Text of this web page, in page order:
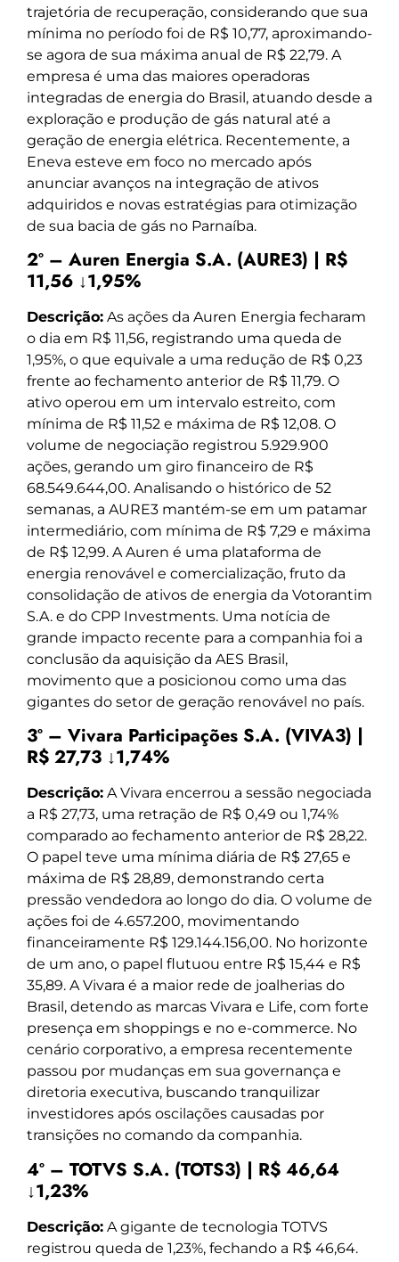
trajetória de recuperação, considerando que sua
mínima no período foi de R$ 10,77, aproximando-
se agora de sua máxima anual de R$ 22,79. A
empresa é uma das maiores operadoras
integradas de energia do Brasil, atuando desde a
exploração e produção de gás natural até a
geração de energia elétrica. Recentemente, a
Eneva esteve em foco no mercado após
anunciar avanços na integração de ativos
adquiridos e novas estratégias para otimização
de sua bacia de gás no Parnaíba.
2º – Auren Energia S.A. (AURE3) | R$
11,56 ↓1,95%
Descrição: As ações da Auren Energia fecharam
o dia em R$ 11,56, registrando uma queda de
1,95%, o que equivale a uma redução de R$ 0,23
frente ao fechamento anterior de R$ 11,79. O
ativo operou em um intervalo estreito, com
mínima de R$ 11,52 e máxima de R$ 12,08. O
volume de negociação registrou 5.929.900
ações, gerando um giro financeiro de R$
68.549.644,00. Analisando o histórico de 52
semanas, a AURE3 mantém-se em um patamar
intermediário, com mínima de R$ 7,29 e máxima
de R$ 12,99. A Auren é uma plataforma de
energia renovável e comercialização, fruto da
consolidação de ativos de energia da Votorantim
S.A. e do CPP Investments. Uma notícia de
grande impacto recente para a companhia foi a
conclusão da aquisição da AES Brasil,
movimento que a posicionou como uma das
gigantes do setor de geração renovável no país.
3º – Vivara Participações S.A. (VIVA3) |
R$ 27,73 ↓1,74%
Descrição: A Vivara encerrou a sessão negociada
a R$ 27,73, uma retração de R$ 0,49 ou 1,74%
comparado ao fechamento anterior de R$ 28,22.
O papel teve uma mínima diária de R$ 27,65 e
máxima de R$ 28,89, demonstrando certa
pressão vendedora ao longo do dia. O volume de
ações foi de 4.657.200, movimentando
financeiramente R$ 129.144.156,00. No horizonte
de um ano, o papel flutuou entre R$ 15,44 e R$
35,89. A Vivara é a maior rede de joalherias do
Brasil, detendo as marcas Vivara e Life, com forte
presença em shoppings e no e-commerce. No
cenário corporativo, a empresa recentemente
passou por mudanças em sua governança e
diretoria executiva, buscando tranquilizar
investidores após oscilações causadas por
transições no comando da companhia.
4º – TOTVS S.A. (TOTS3) | R$ 46,64
↓1,23%
Descrição: A gigante de tecnologia TOTVS
registrou queda de 1,23%, fechando a R$ 46,64.